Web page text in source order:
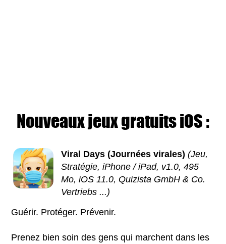
Nouveaux jeux gratuits iOS :
Viral Days (Journées virales) (Jeu,
Stratégie, iPhone / iPad, v1.0, 495
Mo, iOS 11.0, Quizista GmbH & Co.
Vertriebs ...)
Guérir. Protéger. Prévenir.
Prenez bien soin des gens qui marchent dans les